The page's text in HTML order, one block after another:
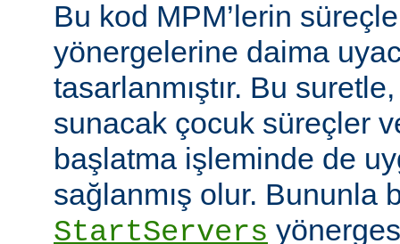
Bu kod MPM’lerin
yönergelerine daima
tasarlanmıştır. Bu
sunacak çocuk süreçler
başlatma işleminde de
sağlanmış olur. Bununla
StartServers